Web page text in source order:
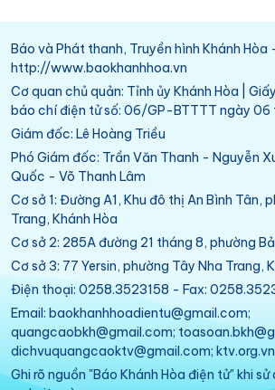
Báo và Phát thanh, Truyền hình Khánh Hòa
http://www.baokhanhhoa.vn
Cơ quan chủ quản: Tỉnh ủy Khánh Hòa |
báo chí điện tử số: 06/GP-BTTTT ngày 06
Giám đốc: Lê Hoàng Triều
Phó Giám đốc: Trần Văn Thanh - Nguyễn
Quốc - Võ Thanh Lâm
Cơ sở 1: Đường A1, Khu đô thị An Bình Tân,
Trang, Khánh Hòa
Cơ sở 2: 285A đường 21 tháng 8, phường
Cơ sở 3: 77 Yersin, phường Tây Nha Trang,
Điện thoại: 0258.3523158 - Fax:
Email: baokhanhhoadientu@gmail.com;
quangcaobkh@gmail.com;
dichvuquangcaoktv@gmail.com;
Ghi rõ nguồn "Báo Khánh Hòa điện tử" khi